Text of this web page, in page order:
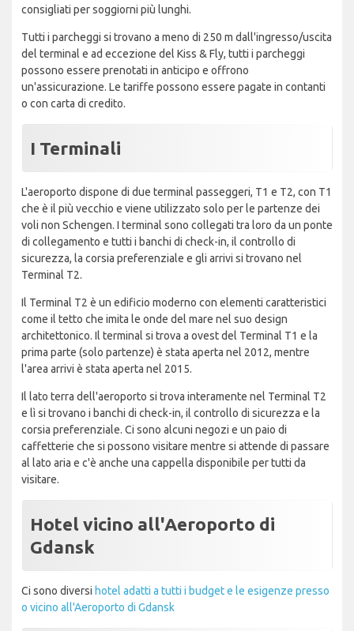
consigliati per soggiorni più lunghi.
Tutti i parcheggi si trovano a meno di 250 m dall'ingresso/uscita
del terminal e ad eccezione del Kiss & Fly, tutti i parcheggi
possono essere prenotati in anticipo e offrono
un'assicurazione. Le tariffe possono essere pagate in contanti
o con carta di credito.
I Terminali
L'aeroporto dispone di due terminal passeggeri, T1 e T2, con T1
che è il più vecchio e viene utilizzato solo per le partenze dei
voli non Schengen. I terminal sono collegati tra loro da un ponte
di collegamento e tutti i banchi di check-in, il controllo di
sicurezza, la corsia preferenziale e gli arrivi si trovano nel
Terminal T2.
Il Terminal T2 è un edificio moderno con elementi caratteristici
come il tetto che imita le onde del mare nel suo design
architettonico. Il terminal si trova a ovest del Terminal T1 e la
prima parte (solo partenze) è stata aperta nel 2012, mentre
l'area arrivi è stata aperta nel 2015.
Il lato terra dell'aeroporto si trova interamente nel Terminal T2
e lì si trovano i banchi di check-in, il controllo di sicurezza e la
corsia preferenziale. Ci sono alcuni negozi e un paio di
caffetterie che si possono visitare mentre si attende di passare
al lato aria e c'è anche una cappella disponibile per tutti da
visitare.
Hotel vicino all'Aeroporto di
Gdansk
Ci sono diversi hotel adatti a tutti i budget e le esigenze presso
o vicino all'Aeroporto di Gdansk